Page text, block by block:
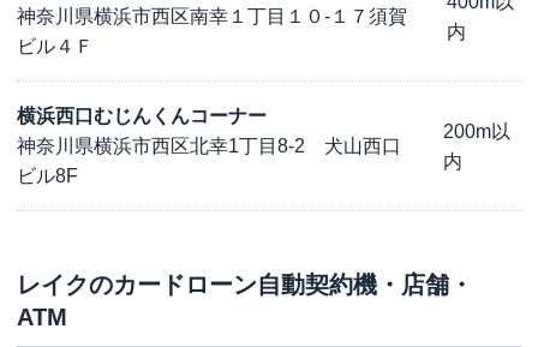
神奈川県横浜市西区南幸１丁目１０-１７須賀
ビル４Ｆ
内
横浜西口むじんくんコーナー
神奈川県横浜市西区北幸1丁目8-2 犬山西口
ビル8F
200m以
内
レイクのカードローン自動契約機・店舗・
ATM